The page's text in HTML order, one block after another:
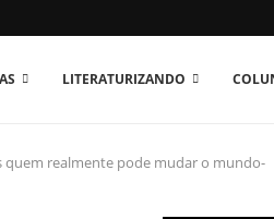
LITERATURIZANDO
realmente pode mudar o mundo-